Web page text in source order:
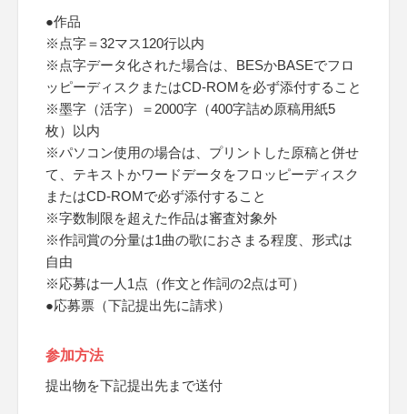
●作品
※点字＝32マス120行以内
※点字データ化された場合は、BESかBASEでフロ
ッピーディスクまたはCD-ROMを必ず添付すること
※墨字（活字）＝2000字（400字詰め原稿用紙5
枚）以内
※パソコン使用の場合は、プリントした原稿と併せ
て、テキストかワードデータをフロッピーディスク
またはCD-ROMで必ず添付すること
※字数制限を超えた作品は審査対象外
※作詞賞の分量は1曲の歌におさまる程度、形式は
自由
※応募は一人1点（作文と作詞の2点は可）
●応募票（下記提出先に請求）
参加方法
提出物を下記提出先まで送付